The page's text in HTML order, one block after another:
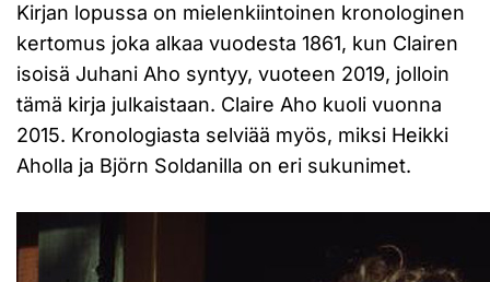
Kirjan lopussa on mielenkiintoinen kronologinen
kertomus joka alkaa vuodesta 1861, kun Clairen
isoisä Juhani Aho syntyy, vuoteen 2019, jolloin
tämä kirja julkaistaan. Claire Aho kuoli vuonna
2015. Kronologiasta selviää myös, miksi Heikki
Aholla ja Björn Soldanilla on eri sukunimet.